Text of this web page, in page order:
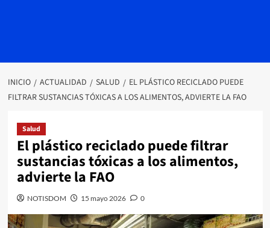
INICIO ACTUALIDAD SALUD
EL PLÁSTICO RECICLADO PUEDE
FILTRAR SUSTANCIAS TÓXICAS A LOS ALIMENTOS, ADVIERTE LA FAO
Salud
El plástico reciclado puede filtrar
sustancias tóxicas a los alimentos,
advierte la FAO
NOTISDOM 15 mayo 2026 0